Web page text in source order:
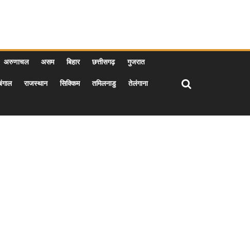
अरुणाचल असम बिहार छत्तीसगढ़ गुजरात
राजस्थान सिक्किम तमिलनाडु तेलंगाना